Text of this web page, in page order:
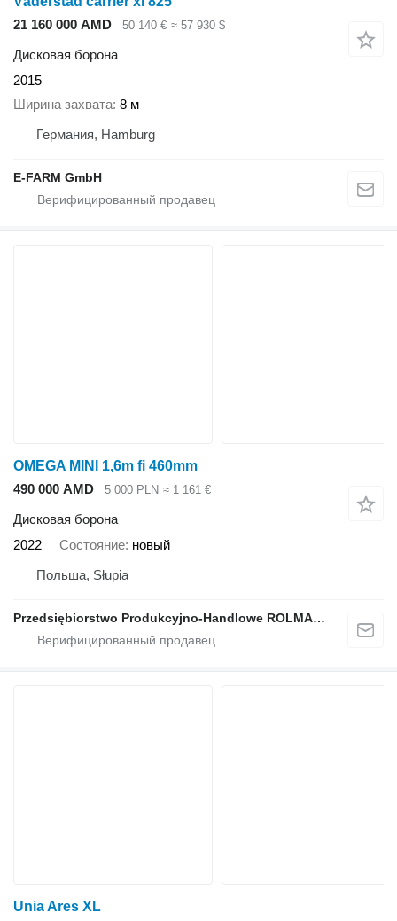
21 160 000 AMD
50 140 € ≈ 57 930 $
Дисковая борона
2015
Ширина захвата 8 м
Германия, Hamburg
E-FARM GmbH
OMEGA MINI 1,6m fi 460mm
490 000 AMD
5 000 PLN ≈ 1 161 €
Дисковая борона
2022
Состояние новый
Польша, Słupia
Przedsiębiorstwo Produkcyjno-Handlowe ROLMAPOL Marcin Dziekan
Unia Ares XL